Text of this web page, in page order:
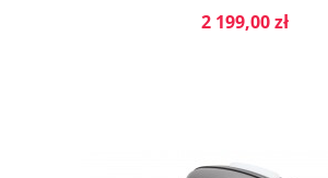
2 199,00 zł
DO KOSZYKA